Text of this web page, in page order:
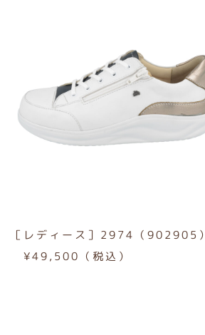
［レディース］2974（902905）
¥49,500（税込）